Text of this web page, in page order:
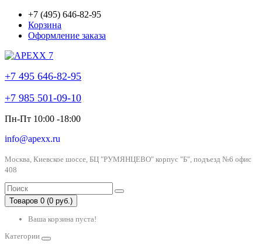
+7 (495) 646-82-95
Корзина
Оформление заказа
+7 495 646-82-95
+7 985 501-09-10
Пн-Пт 10:00 -18:00
info@apexx.ru
Москва, Киевское шоссе, БЦ "РУМЯНЦЕВО" корпус "Б", подъезд №6 офис
408
Товаров 0 (0 руб.)
Ваша корзина пуста!
Категории